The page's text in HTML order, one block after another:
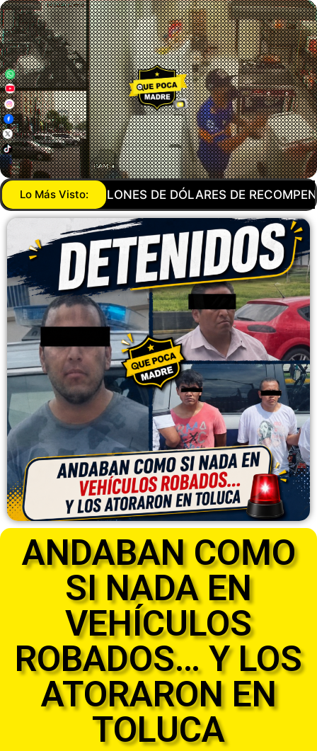
Lo Más Visto:DEA QUIERE DESAPARECER AL CJNG
ANDABAN COMO
SI NADA EN
VEHÍCULOS
ROBADOS… Y LOS
ATORARON EN
TOLUCA